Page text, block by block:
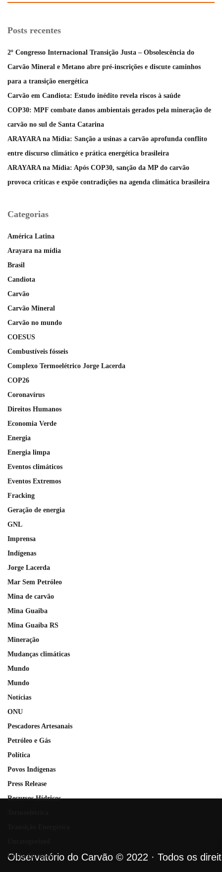
Posts recentes
2º Congresso Internacional Transição Justa – Obsolescência do
Carvão Mineral e Metano abre pré-inscrições e discute caminhos
para a transição energética
Carvão em Candiota: Estudo inédito revela riscos à saúde
COP30: MPF combate danos ambientais gerados pela mineração de
carvão no sul de Santa Catarina
ARAYARA na Mídia: Sanção a usinas a carvão aprofunda conflito
entre discurso climático e prática energética brasileira
ARAYARA na Mídia: Após COP30, sanção da MP do carvão
provoca críticas e expõe contradições na agenda climática brasileira
Categorias
América Latina
Arayara na mídia
Brasil
Candiota
Carvão
Carvão Mineral
Carvão no mundo
COESUS
Combustíveis fósseis
Complexo Termoelétrico Jorge Lacerda
COP26
Coronavírus
Direitos Humanos
Economia Verde
Energia
Energia limpa
Eventos climáticos
Eventos Extremos
Fracking
Geração de energia
GNL
Imprensa
Indígenas
Jorge Lacerda
Mar Sem Petróleo
Mina de carvão
Mina Guaiba
Mina Guaíba RS
Mineração
Mudanças climáticas
Mundo
Mundo
Notícias
ONU
Pescadores Artesanais
Petróleo e Gás
Política
Povos Indígenas
Press Release
Recursos Hídricos
União Europeia
Observatório do Carvão © 2022 · Todos os